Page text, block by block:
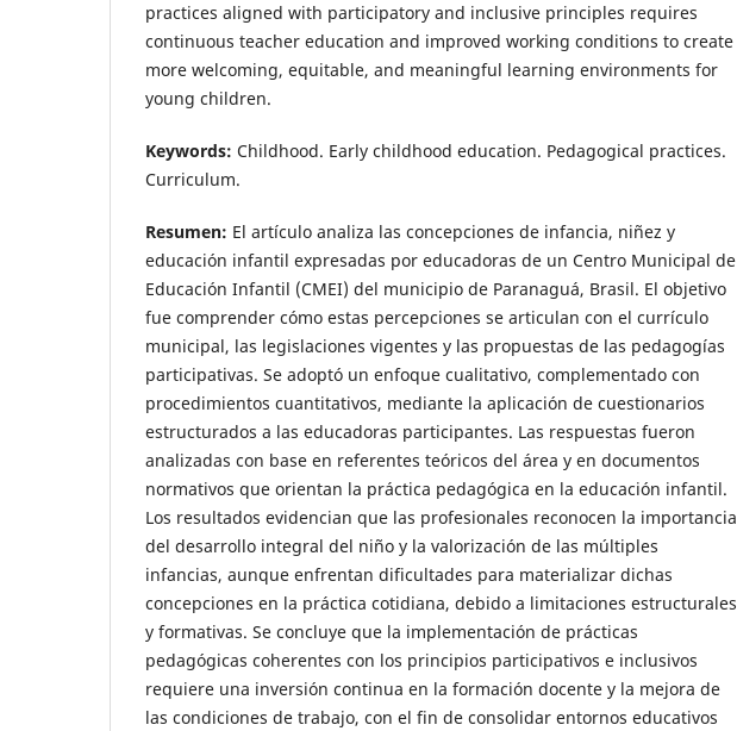
practices aligned with participatory and inclusive principles requires
continuous teacher education and improved working conditions to create
more welcoming, equitable, and meaningful learning environments for
young children.
Keywords: Childhood. Early childhood education. Pedagogical practices.
Curriculum.
Resumen: El artículo analiza las concepciones de infancia, niñez y
educación infantil expresadas por educadoras de un Centro Municipal de
Educación Infantil (CMEI) del municipio de Paranaguá, Brasil. El objetivo
fue comprender cómo estas percepciones se articulan con el currículo
municipal, las legislaciones vigentes y las propuestas de las pedagogías
participativas. Se adoptó un enfoque cualitativo, complementado con
procedimientos cuantitativos, mediante la aplicación de cuestionarios
estructurados a las educadoras participantes. Las respuestas fueron
analizadas con base en referentes teóricos del área y en documentos
normativos que orientan la práctica pedagógica en la educación infantil.
Los resultados evidencian que las profesionales reconocen la importancia
del desarrollo integral del niño y la valorización de las múltiples
infancias, aunque enfrentan dificultades para materializar dichas
concepciones en la práctica cotidiana, debido a limitaciones estructurales
y formativas. Se concluye que la implementación de prácticas
pedagógicas coherentes con los principios participativos e inclusivos
requiere una inversión continua en la formación docente y la mejora de
las condiciones de trabajo, con el fin de consolidar entornos educativos